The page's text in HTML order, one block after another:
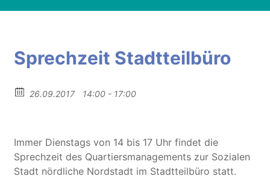
Sprechzeit Stadtteilbüro
26.09.2017 14:00 - 17:00
Immer Dienstags von 14 bis 17 Uhr findet die
Sprechzeit des Quartiersmanagements zur Sozialen
Stadt nördliche Nordstadt im Stadtteilbüro statt.